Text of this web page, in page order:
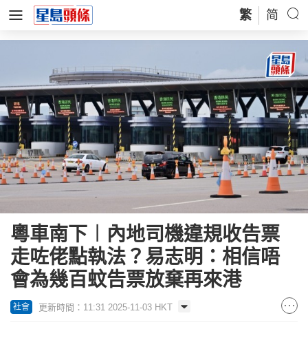
繁 简
粵車南下︱內地司機違規收告票
走咗佬點執法？易志明：相信唔
會為幾百蚊告票放棄再來港
社會 更新時間：11:31 2025-11-03 HKT